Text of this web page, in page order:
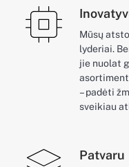
Mūsų
lyderiai.
jie nuolat
– padėti
sveikiau
Patvaru